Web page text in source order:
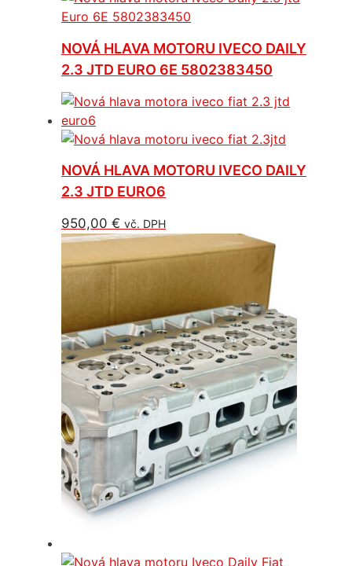
NOVÁ HLAVA MOTORU IVECO DAILY
2.3 JTD EURO 6E 5802383450
NOVÁ HLAVA MOTORU IVECO DAILY
2.3 JTD EURO6
950,00 € vč. DPH